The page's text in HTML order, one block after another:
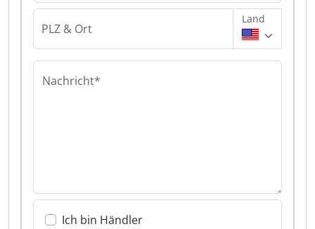
PLZ & Ort
Land
Nachricht*
Ich bin Händler